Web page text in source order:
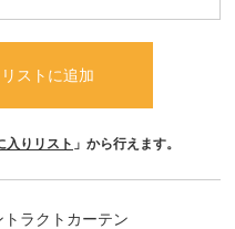
ストに追加
入りリスト 」から行えます。
トラクトカーテン